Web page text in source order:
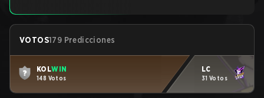
VOTOS179 Predicciones
KOLWIN
148 Votos
LC
31 Votos